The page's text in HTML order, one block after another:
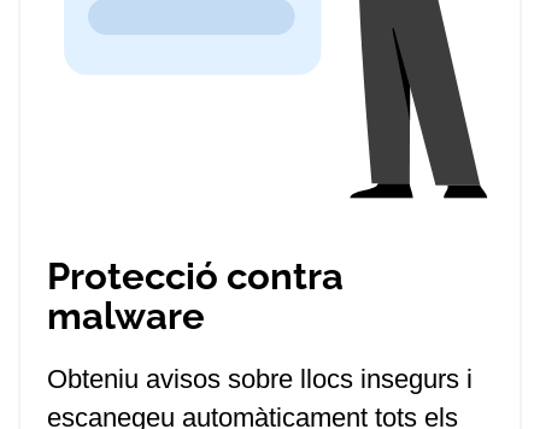
Protecció contra
malware
Obteniu avisos sobre llocs insegurs i
escanegeu automàticament tots els